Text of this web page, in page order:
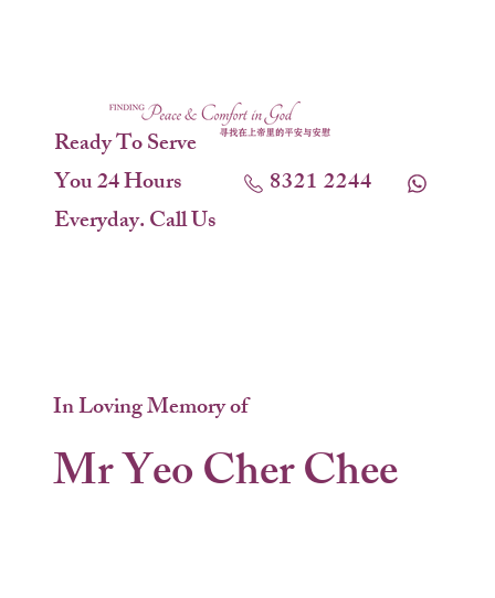
Ready To Serve
You 24 Hours
Everyday. Call Us
8321 2244
In Loving Memory of
Mr Yeo Cher Chee